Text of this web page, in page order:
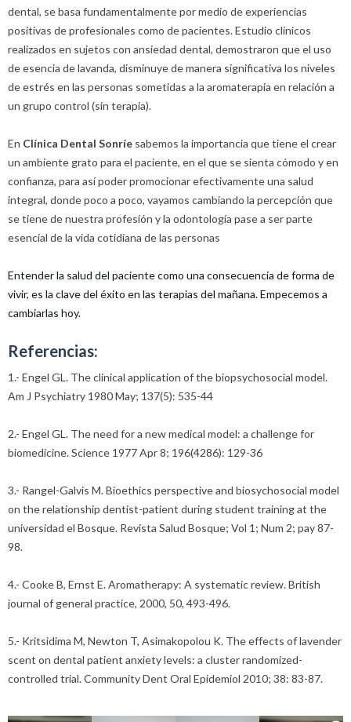
dental, se basa fundamentalmente por medio de experiencias
positivas de profesionales como de pacientes. Estudio clínicos
realizados en sujetos con ansiedad dental, demostraron que el uso
de esencia de lavanda, disminuye de manera significativa los niveles
de estrés en las personas sometidas a la aromaterapia en relación a
un grupo control (sin terapia).
En Clínica Dental Sonríe sabemos la importancia que tiene el crear
un ambiente grato para el paciente, en el que se sienta cómodo y en
confianza, para así poder promocionar efectivamente una salud
integral, donde poco a poco, vayamos cambiando la percepción que
se tiene de nuestra profesión y la odontología pase a ser parte
esencial de la vida cotidiana de las personas
Entender la salud del paciente como una consecuencia de forma de
vivir, es la clave del éxito en las terapias del mañana. Empecemos a
cambiarlas hoy.
Referencias:
1.- Engel GL. The clinical application of the biopsychosocial model.
Am J Psychiatry 1980 May; 137(5): 535-44
2.- Engel GL. The need for a new medical model: a challenge for
biomedicine. Science 1977 Apr 8; 196(4286): 129-36
3.- Rangel-Galvis M. Bioethics perspective and biosychosocial model
on the relationship dentist-patient during student training at the
universidad el Bosque. Revista Salud Bosque; Vol 1; Num 2; pay 87-
98.
4.- Cooke B, Ernst E. Aromatherapy: A systematic review. British
journal of general practice, 2000, 50, 493-496.
5.- Kritsidima M, Newton T, Asimakopolou K. The effects of lavender
scent on dental patient anxiety levels: a cluster randomized-
controlled trial. Community Dent Oral Epidemiol 2010; 38: 83-87.